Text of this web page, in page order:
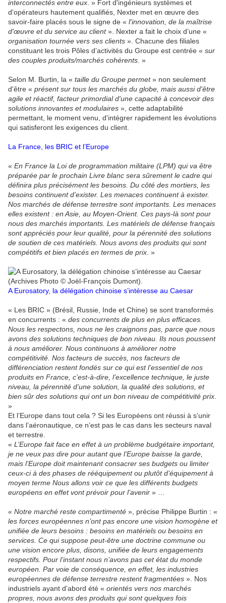
interconnectés entre eux . » Fort d'ingénieurs systèmes et
d'opérateurs hautement qualifiés, Nexter met en œuvre des
savoir-faire placés sous le signe de « l'innovation, de la maîtrise
d'œuvre et du service au client». Nexter a fait le choix d’une «
organisation tournée vers ses clients ». Chacune des filiales
constituant les trois Pôles d’activités du Groupe est centrée « sur
des couples produits/marchés cohérents . »
Selon M. Burtin, la « taille du Groupe permet» non seulement
d'être « présent sur tous les marchés du globe, mais aussi d'être
agile et réactif, facteur primordial d'une capacité à concevoir des
solutions innovantes et modulaires », cette adaptabilité
permettant, le moment venu, d'intégrer rapidement les évolutions
qui satisferont les exigences du client.
La France, les BRIC et l’Europe
« En France la Loi de programmation militaire (LPM) qui va être
préparée par le prochain Livre blanc sera sûrement le cadre qui
définira plus précisément les besoins. Du côté des mortiers, les
besoins continuent d’exister. Les menaces continuent à exister.
Nos marchés de défense terrestre sont importants. Les menaces
elles existent : en Asie, au Moyen-Orient. Ces pays-là sont pour
nous des marchés importants. Les matériels de défense français
sont appréciés pour leur qualité, pour la pérennité des solutions
de soutien de ces matériels. Nous avons des produits qui sont
compétitifs et bien placés en termes de prix . »
A Eurosatory, la délégation chinoise s’intéresse au Caesar
« Les BRIC » (Brésil, Russie, Inde et Chine) se sont transformés
en concurrents : « des concurrents de plus en plus efficaces.
Nous les respectons, nous ne les craignons pas, parce que nous
avons des solutions techniques de bon niveau. Ils nous poussent
à nous améliorer. Nous continuons à améliorer notre
compétitivité. Nos facteurs de succès, nos facteurs de
différenciation restent fondés sur ce qui est l’essentiel de nos
produits en France, c’est-à-dire, l’excellence technique, le juste
niveau, la pérennité d’une solution, la qualité des solutions, et
bien sûr des solutions qui ont un bon niveau de compétitivité prix
»
Et l’Europe dans tout cela ? Si les Européens ont réussi à s’unir
dans l’aéronautique, ce n’est pas le cas dans les secteurs naval
et terrestre.
« L’Europe fait face en effet à un problème budgétaire important,
je ne veux pas dire pour autant que l’Europe baisse la garde,
mais l’Europe doit maintenant consacrer ses budgets ou limiter
ceux-ci à des phases de rééquipement ou plutôt d’équipement à
moyen terme Nous allons voir ce que les différents budgets
européens en effet vont prévoir pour l’avenir » …
« Notre marché reste compartimenté », précise Philippe Burtin : «
les forces européennes n’ont pas encore une vision homogène et
unifiée de leurs besoins : besoins en matériels ou besoins en
services. Ce qui suppose peut-être une doctrine commune ou
une vision encore plus, disons, unifiée de leurs engagements
respectifs. Pour l’instant nous n’avons pas cet état du monde
européen. Par voie de conséquence, en effet, les industries
européennes de défense terrestre restent fragmentées ». Nos
industriels ayant d’abord été « orientés vers nos marchés
propres, nous avons des produits qui sont quelques fois